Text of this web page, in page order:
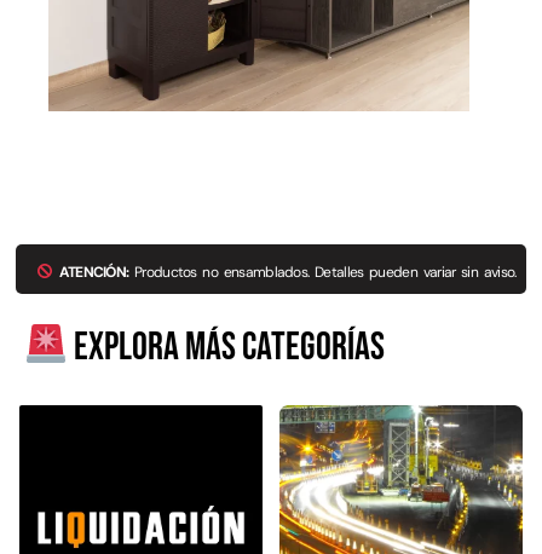
ATENCIÓN:Productos no ensamblados. Detalles pueden variar sin aviso.
Explora más categorías